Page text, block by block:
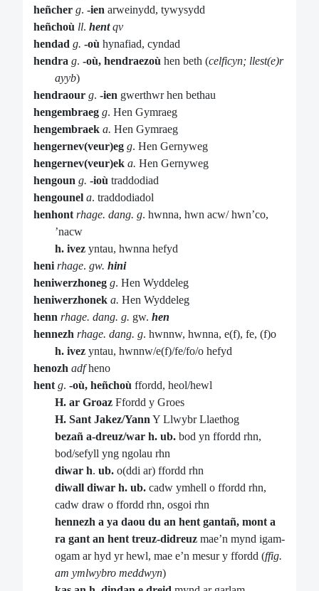
heñcher g. -ien arweinydd, tywysydd
heñchoù ll. hentqv
hendad g. -où hynafiad, cyndad
hendra g. -où, hendraezoù hen beth (celficyn; llest(e)r
ayyb)
hendraour g. -ien gwerthwr hen bethau
hengembraeg g. Hen Gymraeg
hengembraek a. Hen Gymraeg
hengernev(veur)eg g. Hen Gernyweg
hengernev(veur)ek a. Hen Gernyweg
hengoun g. -ioù traddodiad
hengounel a. traddodiadol
henhont rhage. dang. g. hwnna, hwn acw/ hwn’co,
’nacw
h. ivez yntau, hwnna hefyd
heni rhage. gw. hini
heniwerzhoneg g. Hen Wyddeleg
heniwerzhonek a. Hen Wyddeleg
henn rhage. dang. g. gw. hen
hennezh rhage. dang. g. hwnnw, hwnna, e(f), fe, (f)o
h. ivez yntau, hwnnw/e(f)/fe/fo/o hefyd
henozh adfheno
hent g. -où, heñchoù ffordd, heol/hewl
H. ar Groaz Ffordd y Groes
H. Sant Jakez/Yann Y Llwybr Llaethog
bezañ a-dreuz/war h. ub. bod yn ffordd rhn,
bod/sefyll yng ngolau rhn
diwar h. ub. o(ddi ar) ffordd rhn
diwall diwar h. ub. cadw ymhell o ffordd rhn,
cadw draw o ffordd rhn, osgoi rhn
hennezh a ya daou du an hent gantañ, mont a
ra gant an hent treuz-didreuz mae’n mynd igam-
ogam ar hyd yr hewl, mae e’n mesur y ffordd (ffig.
am ymlwybro meddwyn)